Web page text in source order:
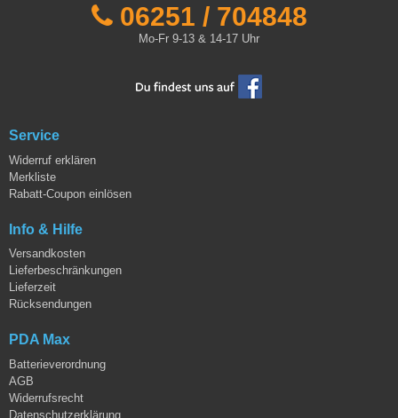
06251 / 704848
Mo-Fr 9-13 & 14-17 Uhr
Service
Widerruf erklären
Merkliste
Rabatt-Coupon einlösen
Info & Hilfe
Versandkosten
Lieferbeschränkungen
Lieferzeit
Rücksendungen
PDA Max
Batterieverordnung
AGB
Widerrufsrecht
Datenschutzerklärung